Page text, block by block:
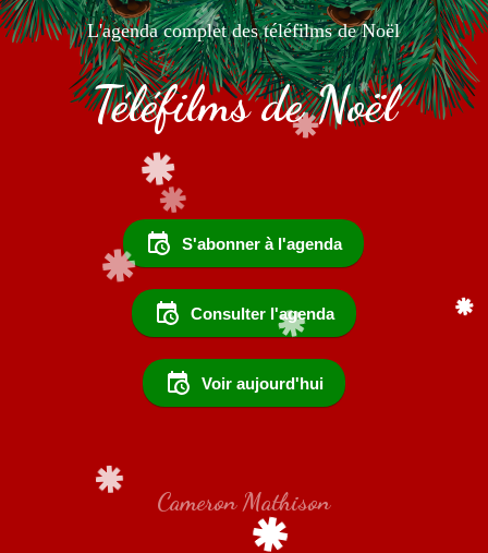
L'agenda complet des téléfilms de Noël
Téléfilms de Noël
S'abonner à l'agenda
Consulter l'agenda
Voir aujourd'hui
Cameron Mathison